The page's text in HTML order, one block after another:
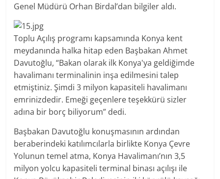
Genel Müdürü Orhan Birdal’dan bilgiler aldı.
Toplu Açılış programı kapsamında Konya kent
meydanında halka hitap eden Başbakan Ahmet
Davutoğlu, “Bakan olarak ilk Konya'ya geldiğimde
havalimanı terminalinin inşa edilmesini talep
etmiştiniz. Şimdi 3 milyon kapasiteli havalimanı
emrinizdedir. Emeği geçenlere teşekkürü sizler
adına bir borç biliyorum” dedi.
Başbakan Davutoğlu konuşmasının ardından
beraberindeki katılımcılarla birlikte Konya Çevre
Yolunun temel atma, Konya Havalimanı’nın 3,5
milyon yolcu kapasiteli terminal binası açılışı ile